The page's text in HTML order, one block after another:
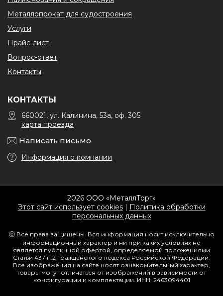
Металлопрокат для судостроения
Услуги
Прайс-лист
Вопрос-ответ
Контакты
КОНТАКТЫ
660021, ул. Калинина, 53а, оф. 305
карта проезда
Написать письмо
Информация о компании
2026 ООО «МеталлТорг»
Этот сайт использует cookies| Политика обработки
персональных данных
ⓒ Все права защищены. Вся информация носит исключительно
информационный характер и ни при каких условиях не
является публичной офертой, определяемой положениями
Статьи 437 п.2 Гражданского кодекса Российской Федерации.
Все изображения на сайте носят ознакомительный характер,
товары могут отличаться от изображений в зависимости от
конфигурации и комплектации. ИНН: 2463094401